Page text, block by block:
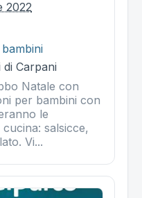
2022
Carpani
Natale con
per bambini con
le
salsicce,
Vi...